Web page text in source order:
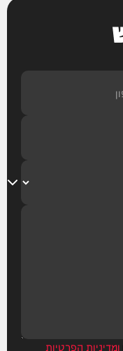
ומדיניות הפרטיות